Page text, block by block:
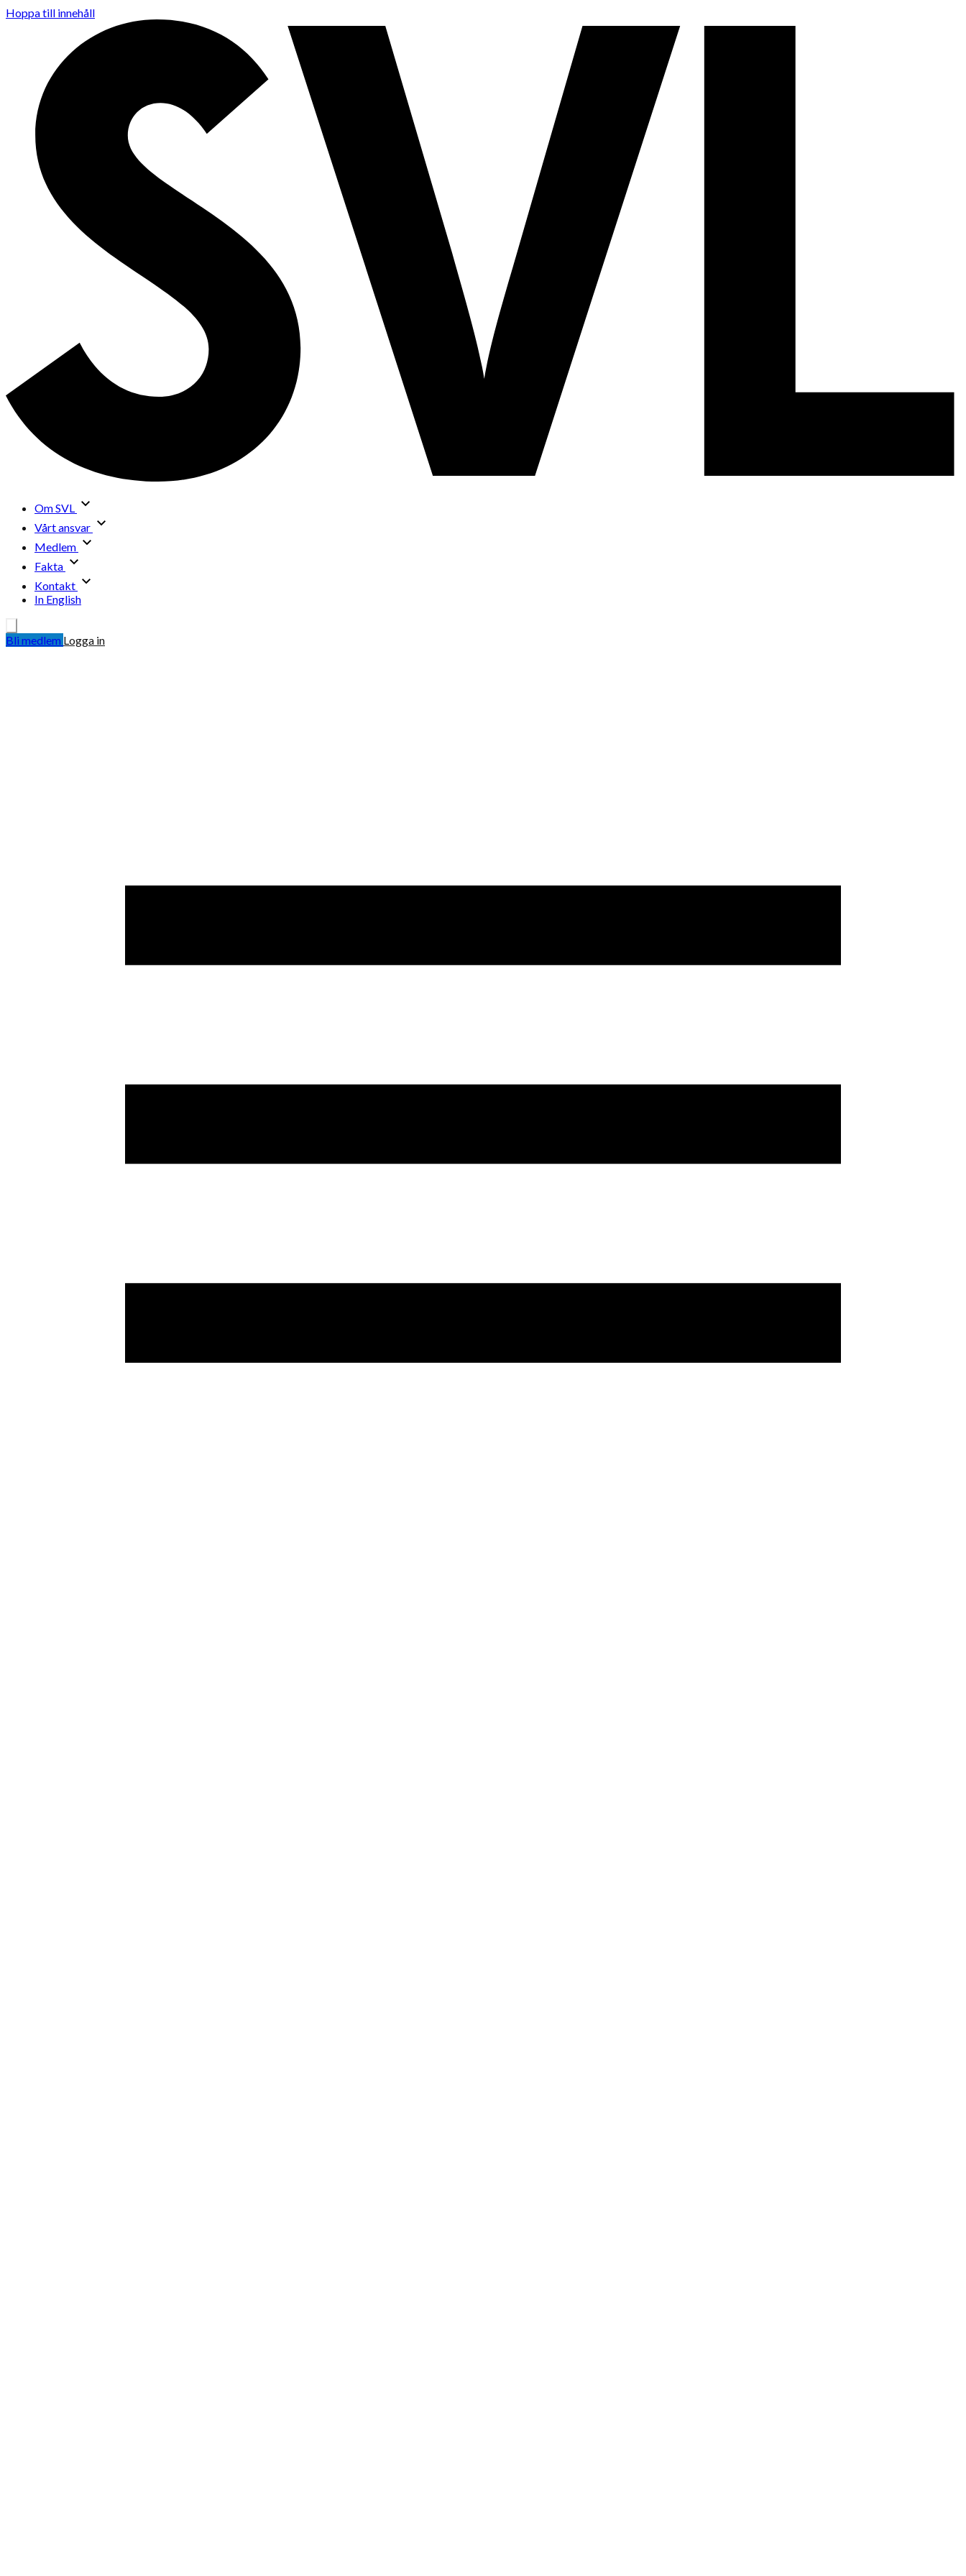
Hoppa till innehåll
Om SVL
Vårt ansvar
Medlem
Fakta
Kontakt
In English
Bli medlem Logga in